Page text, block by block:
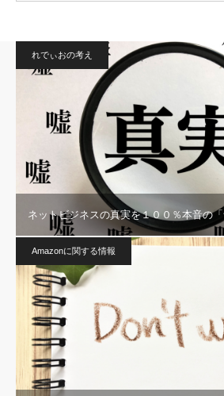
れでぃおの考え
ネットビジネスの真実を１００％本音の「
Amazonに関する情報